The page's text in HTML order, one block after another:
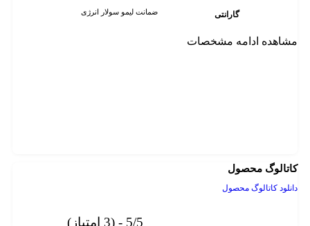
گارانتی ضمانت لیمو سولار انرژی
مشاهده ادامه مشخصات
کاتالوگ محصول
دانلود کاتالوگ محصول
5/5 - (3 امتیاز)